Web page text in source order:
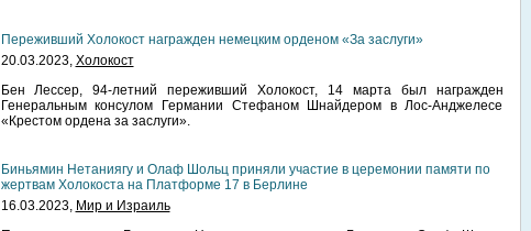
Переживший Холокост награжден немецким орденом «За заслуги»
20.03.2023, Холокост
Бен Лессер, 94-летний переживший Холокост, 14 марта был награжден
Генеральным консулом Германии Стефаном Шнайдером в Лос-Анджелесе
«Крестом ордена за заслуги».
Биньямин Нетаниягу и Олаф Шольц приняли участие в церемонии памяти по
жертвам Холокоста на Платформе 17 в Берлине
16.03.2023, Мир и Израиль